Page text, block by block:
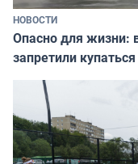
НОВОСТИ
Опасно для жизни:
запретили